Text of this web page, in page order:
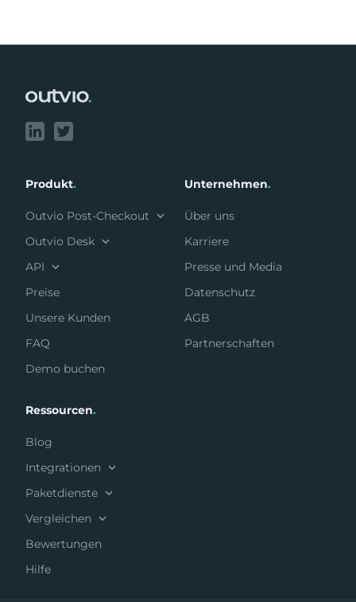
Produkt.
Outvio Post-Checkout
Outvio Desk
API
Preise
Unsere Kunden
FAQ
Demo buchen
Unternehmen.
Über uns
Karriere
Presse und Media
Datenschutz
AGB
Partnerschaften
Ressourcen.
Blog
Integrationen
Paketdienste
Vergleichen
Bewertungen
Hilfe